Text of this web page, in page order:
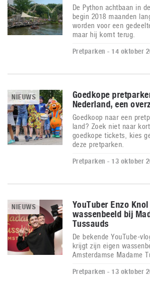
De Python achtbaan in
begin 2018 maanden
worden voor een
maar hij komt terug.
Pretparken - 14 oktober
NIEUWS
Goedkope
Nederland, een
Goedkoop naar een
land? Zoek niet naar
goedkope tickets, kies
deze pretparken.
Pretparken - 13 oktober
NIEUWS
YouTuber Enzo
wassenbeeld bij
Tussauds
De bekende YouTube-
krijgt zijn eigen
Amsterdamse Madame
Pretparken - 13 oktober